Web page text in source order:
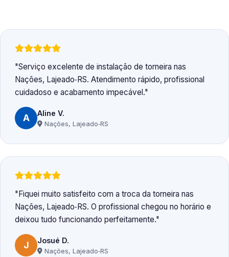
Serviço excelente de instalação de torneira nas
Nações, Lajeado‑RS. Atendimento rápido, profissional
cuidadoso e acabamento impecável.
A Aline V.
Nações, Lajeado‑RS
Fiquei muito satisfeito com a troca da torneira nas
Nações, Lajeado‑RS. O profissional chegou no horário e
deixou tudo funcionando perfeitamente.
J Josué D.
Nações, Lajeado‑RS